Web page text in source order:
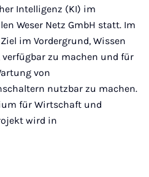
Intelligenz (KI) im
Weser Netz GmbH statt. Im
im Vordergrund, Wissen
zu machen und für
von
nutzbar zu machen.
für Wirtschaft und
wird in